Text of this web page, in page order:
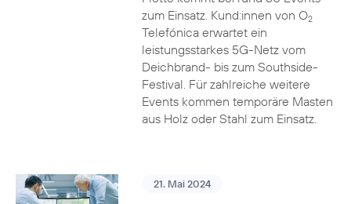
zum Einsatz. Kund:innen von O2
Telefónica erwartet ein
leistungsstarkes 5G-Netz vom
Deichbrand- bis zum Southside-
Festival. Für zahlreiche weitere
Events kommen temporäre Masten
aus Holz oder Stahl zum Einsatz.
21. Mai 2024